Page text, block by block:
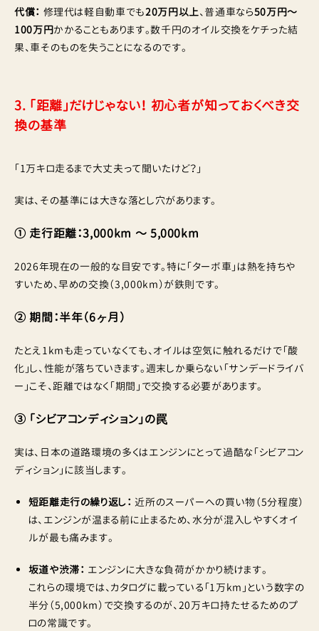
代償： 修理代は軽自動車でも20万円以上、普通車なら50万円〜
100万円かかることもあります。数千円のオイル交換をケチった結
果、車そのものを失うことになるのです。
3. 「距離」だけじゃない！ 初心者が知っておくべき交
換の基準
「1万キロ走るまで大丈夫って聞いたけど？」
実は、その基準には大きな落とし穴があります。
① 走行距離：3,000km 〜 5,000km
2026年現在の一般的な目安です。特に「ターボ車」は熱を持ちや
すいため、早めの交換（3,000km）が鉄則です。
② 期間：半年（6ヶ月）
たとえ1kmも走っていなくても、オイルは空気に触れるだけで「酸
化」し、性能が落ちていきます。週末しか乗らない「サンデードライバ
ー」こそ、距離ではなく「期間」で交換する必要があります。
③ 「シビアコンディション」の罠
実は、日本の道路環境の多くはエンジンにとって過酷な「シビアコン
ディション」に該当します。
短距離走行の繰り返し： 近所のスーパーへの買い物（5分程度）
は、エンジンが温まる前に止まるため、水分が混入しやすくオイ
ルが最も痛みます。
坂道や渋滞： エンジンに大きな負荷がかかり続けます。
これらの環境では、カタログに載っている「1万km」という数字の
半分（5,000km）で交換するのが、20万キロ持たせるためのプ
ロの常識です。